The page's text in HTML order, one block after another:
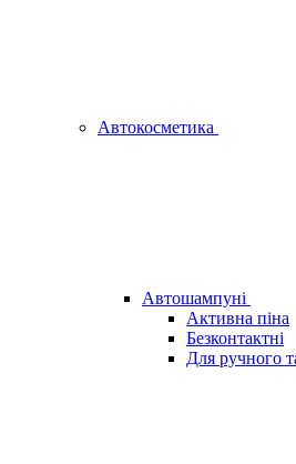
Автокосметика
Автошампуні
Активна піна
Безконтактні
Для ручного